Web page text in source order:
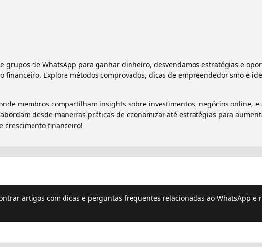
grupos de WhatsApp para ganhar dinheiro, desvendamos estratégias e
financeiro. Explore métodos comprovados, dicas de empreendedorismo e
membros compartilham insights sobre investimentos, negócios online,
desde maneiras práticas de economizar até estratégias para
crescimento financeiro!
artigos com dicas e perguntas frequentes relacionadas ao WhatsApp e